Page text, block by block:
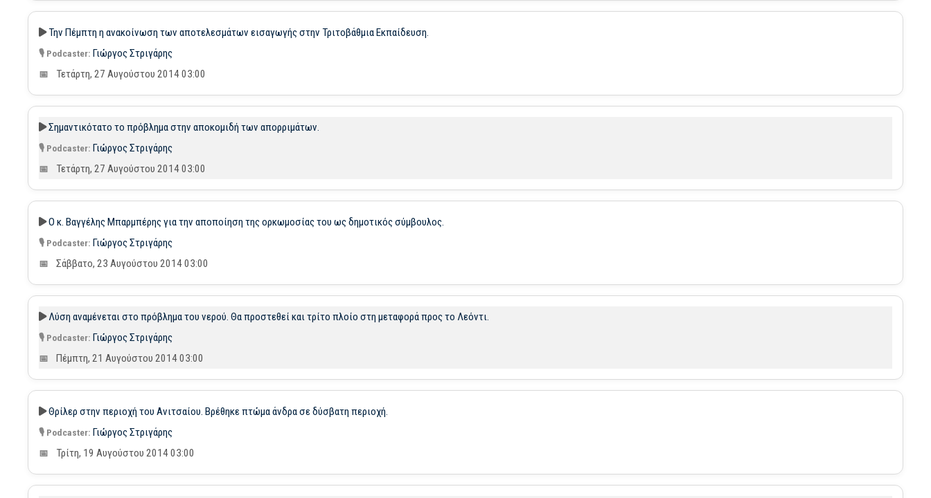
Την Πέμπτη η ανακοίνωση των αποτελεσμάτων εισαγωγής στην Τριτοβάθμια Εκπαίδευση.
Γιώργος Στριγάρης
Τετάρτη, 27 Αυγούστου 2014 03:00
Σημαντικότατο το πρόβλημα στην αποκομιδή των απορριμάτων.
Γιώργος Στριγάρης
Τετάρτη, 27 Αυγούστου 2014 03:00
Ο κ. Βαγγέλης Μπαρμπέρης για την αποποίηση της ορκωμοσίας του ως δημοτικός σύμβουλος.
Γιώργος Στριγάρης
Σάββατο, 23 Αυγούστου 2014 03:00
Λύση αναμένεται στο πρόβλημα του νερού. Θα προστεθεί και τρίτο πλοίο στη μεταφορά προς το Λεόντι.
Γιώργος Στριγάρης
Πέμπτη, 21 Αυγούστου 2014 03:00
Θρίλερ στην περιοχή του Ανιτσαίου. Βρέθηκε πτώμα άνδρα σε δύσβατη περιοχή.
Γιώργος Στριγάρης
Τρίτη, 19 Αυγούστου 2014 03:00